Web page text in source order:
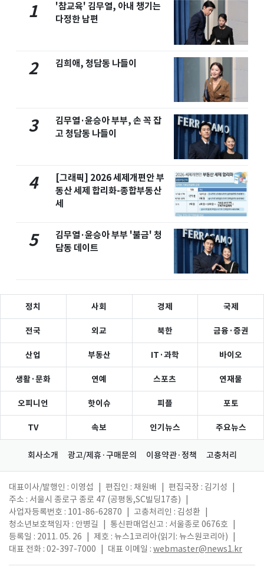
1
'참교육' 김무열, 아내 챙기는
다정한 남편
2 김희애, 청담동 나들이
3
김무열·윤승아 부부, 손 꼭 잡
고 청담동 나들이
4
[그래픽] 2026 세제개편안 부
동산 세제 합리화-종합부동산
세
5
김무열·윤승아 부부 '불금' 청
담동 데이트
정치 사회 경제 국제
전국 외교 북한 금융·증권
산업 부동산 IT·과학 바이오
생활·문화 연예 스포츠 연재물
오피니언 핫이슈 피플 포토
TV 속보 인기뉴스 주요뉴스
회사소개 광고/제휴·구매문의 이용약관·정책 고충처리
대표이사/발행인 : 이영섭 편집인 : 채원배 편집국장 : 김기성
주소 : 서울시 종로구 종로 47 (공평동,SC빌딩17층)
사업자등록번호 : 101-86-62870
고충처리인 : 김성환
청소년보호책임자 : 안병길
통신판매업신고 : 서울종로 0676호
등록일 : 2011. 05. 26
제호 : 뉴스1코리아(읽기: 뉴스원코리아)
대표 전화 : 02-397-7000
대표 이메일 : webmaster@news1.kr